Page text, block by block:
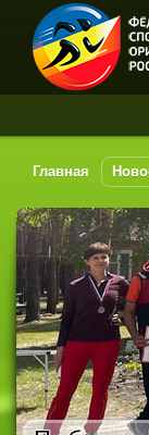
Главная